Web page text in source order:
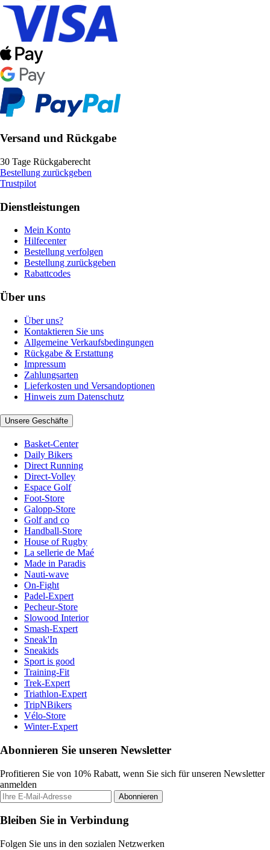
Versand und Rückgabe
30 Tage Rückgaberecht
Bestellung zurückgeben
Trustpilot
Dienstleistungen
Mein Konto
Hilfecenter
Bestellung verfolgen
Bestellung zurückgeben
Rabattcodes
Über uns
Über uns?
Kontaktieren Sie uns
Allgemeine Verkaufsbedingungen
Rückgabe & Erstattung
Impressum
Zahlungsarten
Lieferkosten und Versandoptionen
Hinweis zum Datenschutz
Unsere Geschäfte
Basket-Center
Daily Bikers
Direct Running
Direct-Volley
Espace Golf
Foot-Store
Galopp-Store
Golf and co
Handball-Store
House of Rugby
La sellerie de Maé
Made in Paradis
Nauti-wave
On-Fight
Padel-Expert
Pecheur-Store
Slowood Interior
Smash-Expert
Sneak'In
Sneakids
Sport is good
Training-Fit
Trek-Expert
Triathlon-Expert
TripNBikers
Vélo-Store
Winter-Expert
Abonnieren Sie unseren Newsletter
Profitieren Sie von 10% Rabatt, wenn Sie sich für unseren Newsletter
anmelden
Abonnieren
Bleiben Sie in Verbindung
Folgen Sie uns in den sozialen Netzwerken